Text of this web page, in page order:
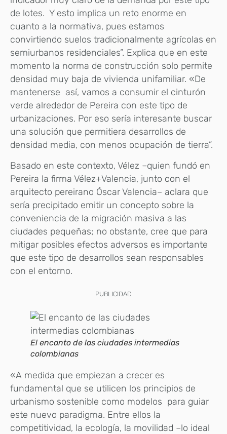
de lotes. Y esto implica un reto enorme en
cuanto a la normativa, pues estamos
convirtiendo suelos tradicionalmente agrícolas en
semiurbanos residenciales”. Explica que en este
momento la norma de construcción solo permite
densidad muy baja de vivienda unifamiliar. «De
mantenerse así, vamos a consumir el cinturón
verde alrededor de Pereira con este tipo de
urbanizaciones. Por eso sería interesante buscar
una solución que permitiera desarrollos de
densidad media, con menos ocupación de tierra”.
Basado en este contexto, Vélez –quien fundó en
Pereira la firma Vélez+Valencia, junto con el
arquitecto pereirano Óscar Valencia– aclara que
sería precipitado emitir un concepto sobre la
conveniencia de la migración masiva a las
ciudades pequeñas; no obstante, cree que para
mitigar posibles efectos adversos es importante
que este tipo de desarrollos sean responsables
con el entorno.
PUBLICIDAD
El encanto de las ciudades intermedias
colombianas
«A medida que empiezan a crecer es
fundamental que se utilicen los principios de
urbanismo sostenible como modelos para guiar
este nuevo paradigma. Entre ellos la
competitividad, la ecología, la movilidad –lo ideal